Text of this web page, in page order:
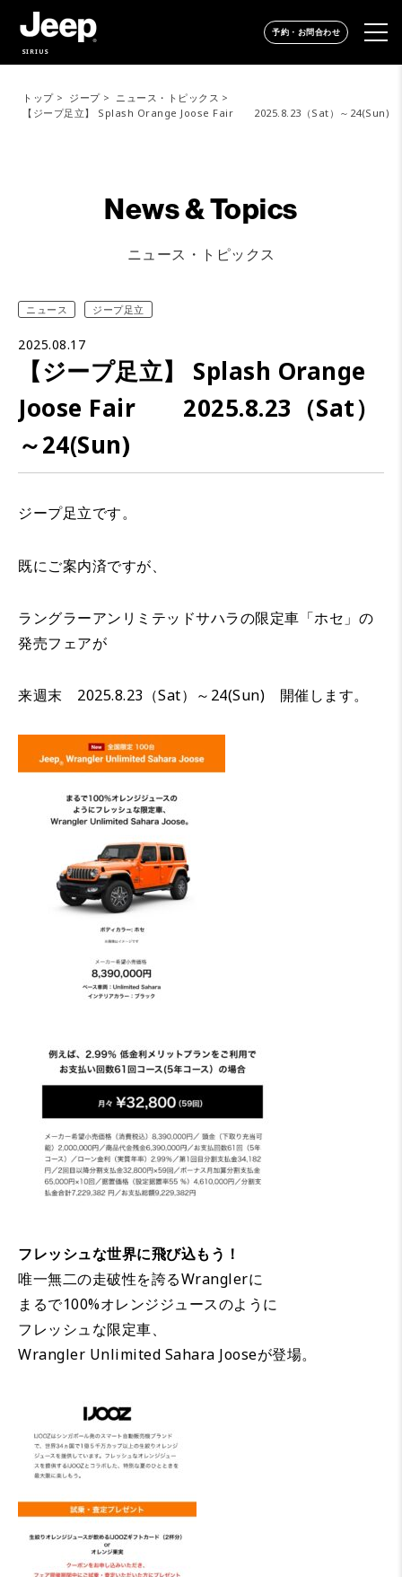
SIRIUS
予約・お問合わせ
トップ ジープ
ニュース・トピックス
【ジープ足立】 Splash Orange Joose Fair 2025.8.23（Sat）～24(Sun)
News & Topics
ニュース・トピックス
ニュース ジープ足立
2025.08.17
【ジープ足立】 Splash Orange
Joose Fair 2025.8.23（Sat）
～24(Sun)
ジープ足立です。
既にご案内済ですが、
ラングラーアンリミテッドサハラの限定車「ホセ」の
発売フェアが
来週末 2025.8.23（Sat）～24(Sun) 開催します。
フレッシュな世界に飛び込もう！
唯一無二の走破性を誇るWranglerに
まるで100%オレンジジュースのように
フレッシュな限定車、
Wrangler Unlimited Sahara Jooseが登場。